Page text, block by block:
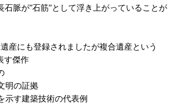
脈が“石筋”として浮き上がっていることが
産にも登録されましたが複合遺産という
す傑作
明の証拠
示す建築技術の代表例